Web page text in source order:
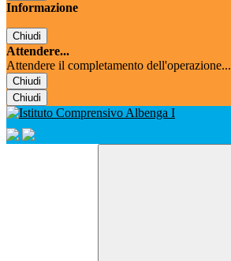
Informazione
Chiudi
Attendere...
Attendere il completamento dell'operazione...
Chiudi
Chiudi